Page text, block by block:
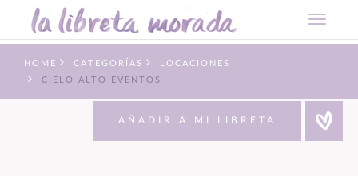
HOME CATEGORÍAS
LOCACIONES
CIELO ALTO EVENTOS
AÑADIR A MI LIBRETA